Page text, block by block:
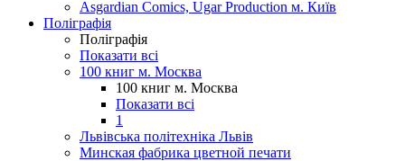
Asgardian Comics, Ugar Production м. Київ
Поліграфія
Поліграфія
Показати всі
100 книг м. Москва
100 книг м. Москва
Показати всі
1
Львівська політехніка Львів
Минская фабрика цветной печати